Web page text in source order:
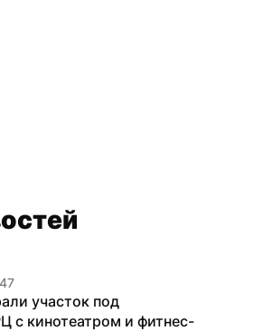
участок под
с кинотеатром и фитнес-